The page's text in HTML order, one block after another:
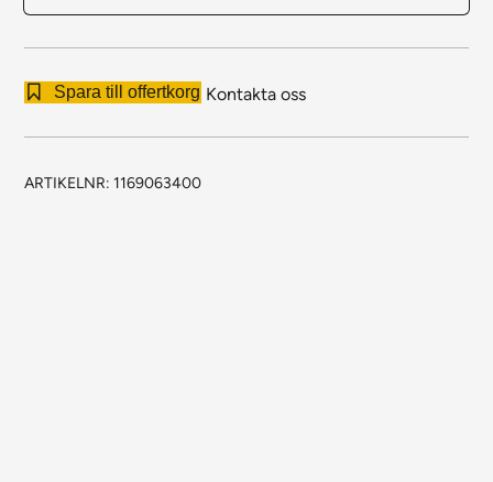
mängd
Spara till offertkorg Kontakta oss
ARTIKELNR:1169063400